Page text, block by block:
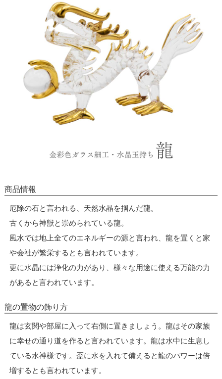
商品情報
厄除の石と言われる、天然水晶を掴んだ龍。
古くから神獣と崇められている龍。
風水では地上全てのエネルギーの源と言われ、龍を置くと家
や会社が繁栄するとも言われています。
更に水晶には浄化の力があり、様々な用途に使える万能の力
があると言われています。
龍の置物の飾り方
龍は玄関や部屋に入って右側に置きましょう。龍はその家族
に幸せの通り道を作ると言われています。龍は水中に生息し
ている水神様です。盃に水を入れて備えると龍のパワーは倍
増するとも言われています。